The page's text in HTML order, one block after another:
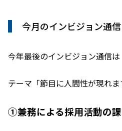
今月のインビジョン通
今年最後のインビジョン通信は
テーマ「節目に人間性が現れま
①兼務による採用活動の